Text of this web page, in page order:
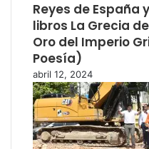
Reyes de España
libros La Grecia
Oro del Imperio
Poesía)
abril 12, 2024